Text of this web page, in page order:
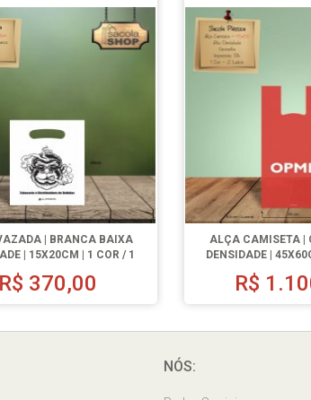
| BRANCA BAIXA
| 15X20CM | 1 COR / 1
LADO | 500 UN.
R$ 370,00
ALÇA CAMISETA |
DENSIDADE |
LADO |
R$
NÓS: